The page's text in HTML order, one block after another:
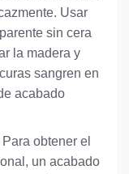
Usar
sin cera
la madera y
sangren en
acabado
Para obtener el
un acabado